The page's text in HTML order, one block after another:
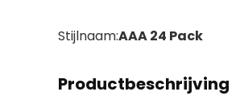
Stijlnaam:AAA 24 Pack
Productbeschrijving